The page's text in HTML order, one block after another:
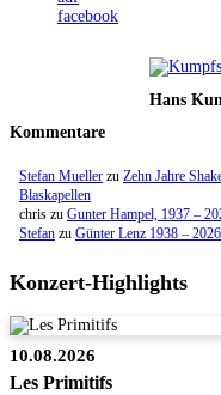
Hans
Kommentare
Stefan Mueller zu Zehn Jahre
Blaskapellen
chris zu Gunter Hampel, 1937 –
Stefan zu Günter Lenz 1938 – 2026
Konzert-Highlights
10.08.2026
Les Primitifs